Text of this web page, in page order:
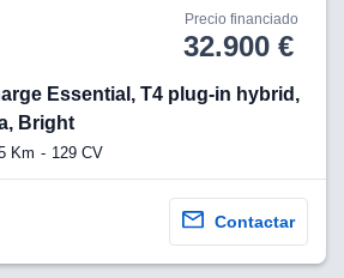
Precio financiado
32.900 €
Essential, T4 plug-in hybrid,
Bright
Km 129 CV
Contactar